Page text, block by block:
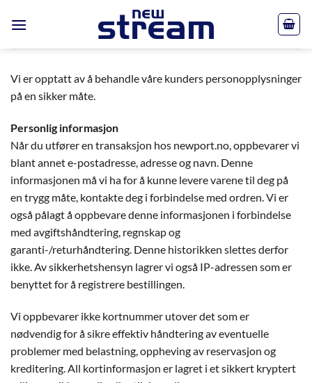
Vi er opptatt av å behandle våre kunders personopplysninger
på en sikker måte.
Personlig informasjon
Når du utfører en transaksjon hos newport.no, oppbevarer vi
blant annet e-postadresse, adresse og navn. Denne
informasjonen må vi ha for å kunne levere varene til deg på
en trygg måte, kontakte deg i forbindelse med ordren. Vi er
også pålagt å oppbevare denne informasjonen i forbindelse
med avgiftshåndtering, regnskap og
garanti-/returhåndtering. Denne historikken slettes derfor
ikke. Av sikkerhetshensyn lagrer vi også IP-adressen som er
benyttet for å registrere bestillingen.
Vi oppbevarer ikke kortnummer utover det som er
nødvendig for å sikre effektiv håndtering av eventuelle
problemer med belastning, oppheving av reservasjon og
kreditering. All kortinformasjon er lagret i et sikkert kryptert